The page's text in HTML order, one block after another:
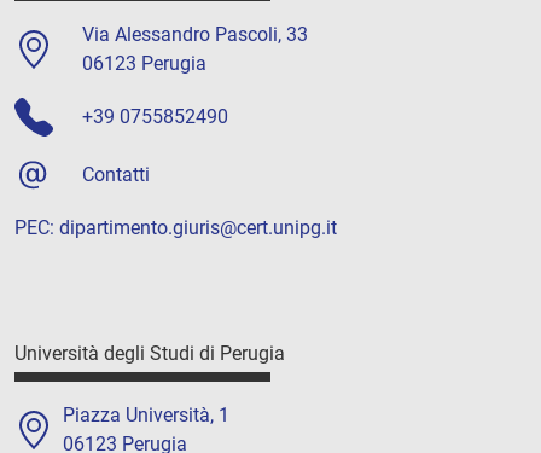
Via Alessandro Pascoli, 33
06123 Perugia
+39 0755852490
Contatti
PEC: dipartimento.giuris@cert.unipg.it
Università degli Studi di Perugia
Piazza Università, 1
06123 Perugia